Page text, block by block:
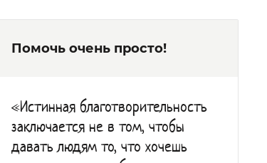
Помочь очень просто!
«Истинная благотворительность
заключается не в том, чтобы
давать людям то, что хочешь